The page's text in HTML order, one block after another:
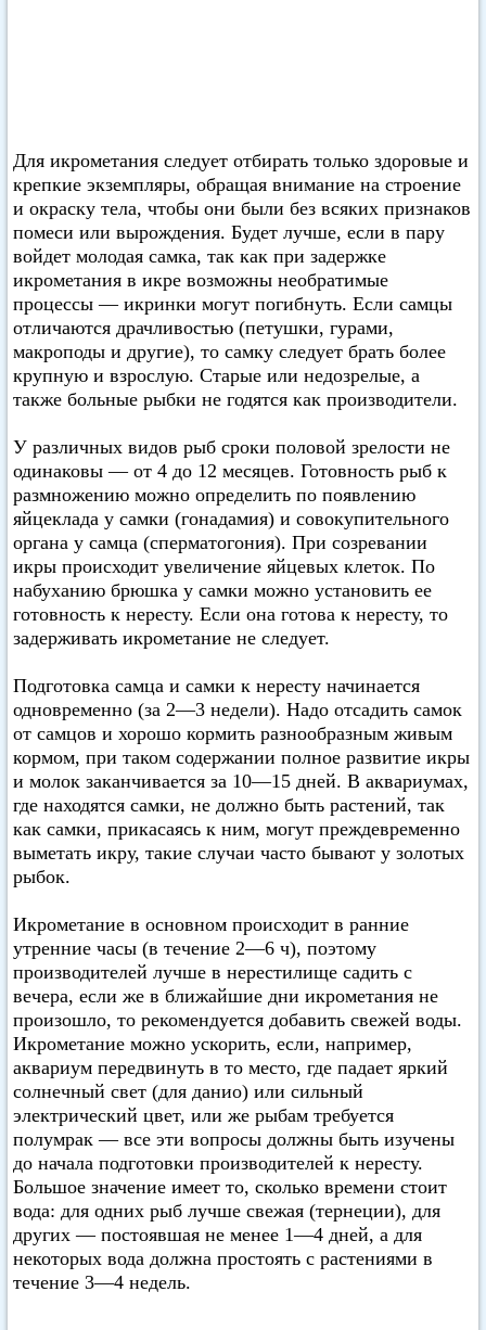
Для икрометания следует отбирать только здоровые и
крепкие экземпляры, обращая внимание на строение
и окраску тела, чтобы они были без всяких признаков
помеси или вырождения. Будет лучше, если в пару
войдет молодая самка, так как при задержке
икрометания в икре возможны необратимые
процессы — икринки могут погибнуть. Если самцы
отличаются драчливостью (петушки, гурами,
макроподы и другие), то самку следует брать более
крупную и взрослую. Старые или недозрелые, а
также больные рыбки не годятся как производители.
У различных видов рыб сроки половой зрелости не
одинаковы — от 4 до 12 месяцев. Готовность рыб к
размножению можно определить по появлению
яйцеклада у самки (гонадамия) и совокупительного
органа у самца (сперматогония). При созревании
икры происходит увеличение яйцевых клеток. По
набуханию брюшка у самки можно установить ее
готовность к нересту. Если она готова к нересту, то
задерживать икрометание не следует.
Подготовка самца и самки к нересту начинается
одновременно (за 2—3 недели). Надо отсадить самок
от самцов и хорошо кормить разнообразным живым
кормом, при таком содержании полное развитие икры
и молок заканчивается за 10—15 дней. В аквариумах,
где находятся самки, не должно быть растений, так
как самки, прикасаясь к ним, могут преждевременно
выметать икру, такие случаи часто бывают у золотых
рыбок.
Икрометание в основном происходит в ранние
утренние часы (в течение 2—6 ч), поэтому
производителей лучше в нерестилище садить с
вечера, если же в ближайшие дни икрометания не
произошло, то рекомендуется добавить свежей воды.
Икрометание можно ускорить, если, например,
аквариум передвинуть в то место, где падает яркий
солнечный свет (для данио) или сильный
электрический цвет, или же рыбам требуется
полумрак — все эти вопросы должны быть изучены
до начала подготовки производителей к нересту.
Большое значение имеет то, сколько времени стоит
вода: для одних рыб лучше свежая (тернеции), для
других — постоявшая не менее 1—4 дней, а для
некоторых вода должна простоять с растениями в
течение 3—4 недель.